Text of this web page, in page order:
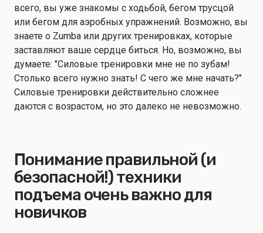
всего, вы уже знакомы с ходьбой, бегом трусцой
или бегом для аэробных упражнений. Возможно, вы
знаете о Zumba или других тренировках, которые
заставляют ваше сердце биться. Но, возможно, вы
думаете: "Силовые тренировки мне не по зубам!
Столько всего нужно знать! С чего же мне начать?"
Силовые тренировки действительно сложнее
даются с возрастом, но это далеко не невозможно.
Понимание правильной (и
безопасной!) техники
подъема очень важно для
новичков